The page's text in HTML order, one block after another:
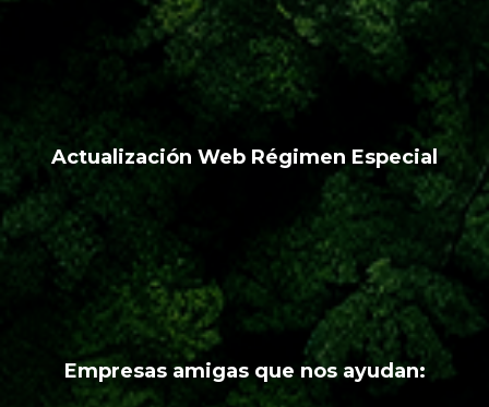
Actualización Web Régimen Especial
Empresas amigas que nos ayudan: